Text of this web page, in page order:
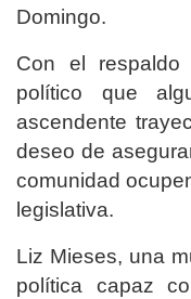
Domingo.
Con el
político que
ascendente
deseo de
comunidad
legislativa.
Liz Mieses, una
política capaz